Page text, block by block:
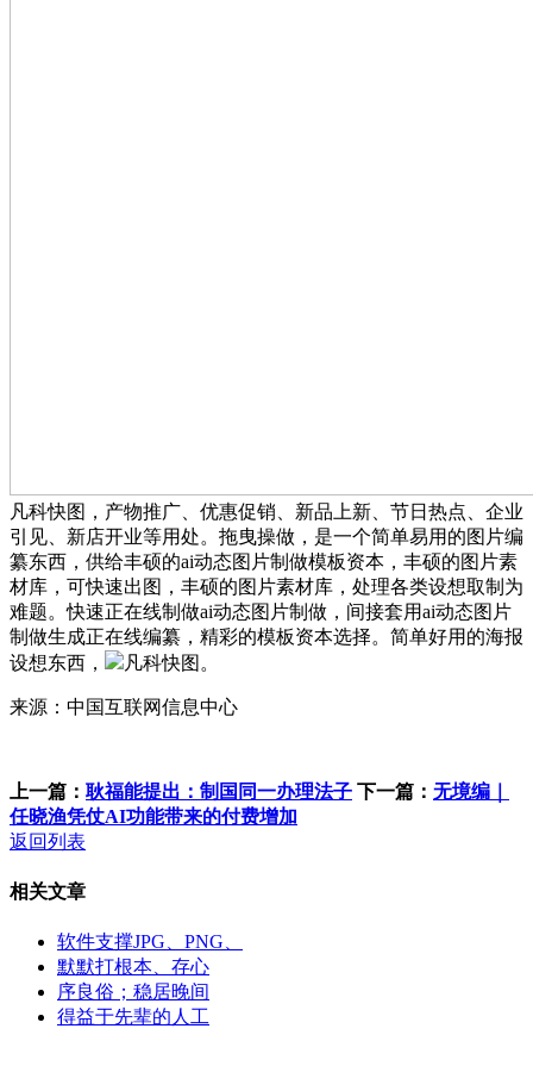
凡科快图，产物推广、优惠促销、新品上新、节日热点、企业
引见、新店开业等用处。拖曳操做，是一个简单易用的图片编
纂东西，供给丰硕的ai动态图片制做模板资本，丰硕的图片素
材库，可快速出图，丰硕的图片素材库，处理各类设想取制为
难题。快速正在线制做ai动态图片制做，间接套用ai动态图片
制做生成正在线编纂，精彩的模板资本选择。简单好用的海报
设想东西，
凡科快图。
来源：中国互联网信息中心
上一篇： 耿福能提出：制国同一办理法子 下一篇： 无境编｜
任晓渔凭仗AI功能带来的付费增加
返回列表
相关文章
软件支撑JPG、PNG、
默默打根本、存心
序良俗；稳居晚间
得益于先辈的人工